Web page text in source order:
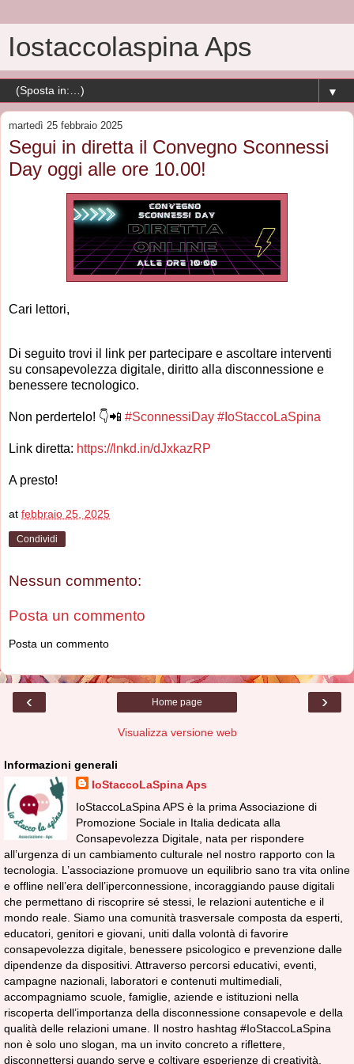
Iostaccolaspina Aps
▼
martedì 25 febbraio 2025
Segui in diretta il Convegno Sconnessi
Day oggi alle ore 10.00!
Cari lettori,
Di seguito trovi il link per partecipare e ascoltare interventi
su consapevolezza digitale, diritto alla disconnessione e
benessere tecnologico.
Non perdertelo! 👇📲 #SconnessiDay # IoStaccoLaSpina
Link diretta: https://lnkd.in/dJxkazRP
A presto!
at febbraio 25, 2025
Condividi
Nessun commento:
Posta un commento
Posta un commento
‹ ›
Home page
Visualizza versione web
Informazioni generali
IoStaccoLaSpina Aps
IoStaccoLaSpina APS è la prima Associazione di
Promozione Sociale in Italia dedicata alla
Consapevolezza Digitale, nata per rispondere
all’urgenza di un cambiamento culturale nel nostro rapporto con la
tecnologia. L’associazione promuove un equilibrio sano tra vita online
e offline nell’era dell’iperconnessione, incoraggiando pause digitali
che permettano di riscoprire sé stessi, le relazioni autentiche e il
mondo reale. Siamo una comunità trasversale composta da esperti,
educatori, genitori e giovani, uniti dalla volontà di favorire
consapevolezza digitale, benessere psicologico e prevenzione dalle
dipendenze da dispositivi. Attraverso percorsi educativi, eventi,
campagne nazionali, laboratori e contenuti multimediali,
accompagniamo scuole, famiglie, aziende e istituzioni nella
riscoperta dell’importanza della disconnessione consapevole e della
qualità delle relazioni umane. Il nostro hashtag #IoStaccoLaSpina
non è solo uno slogan, ma un invito concreto a riflettere,
disconnettersi quando serve e coltivare esperienze di creatività,